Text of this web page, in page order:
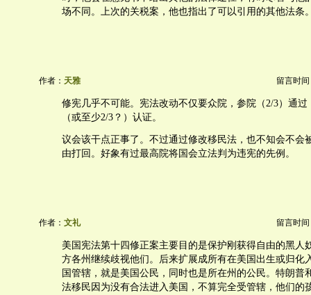
场不同。上次的关税案，他也指出了可以引用的其他法条
作者： 天雅 留言时间
修宪几乎不可能。宪法改动不仅要众院，参院（2/3）通
（或至少2/3？）认证。
议会该干点正事了。不过通过修改移民法，也不知会不会
由打回。好象有过最高院将国会立法判为违宪的先例。
作者： 文礼 留言时间
美国宪法第十四修正案主要目的是保护刚获得自由的黑人
方各州继续歧视他们。后来扩展成所有在美国出生或归化
国管辖，就是美国公民，同时也是所在州的公民。特朗普
法移民因为没有合法进入美国，不算完全受管辖，他们的